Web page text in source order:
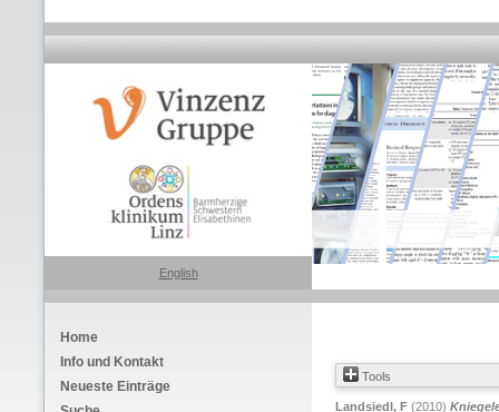
English
Home
Info und Kontakt
Neueste Einträge
Tools
Landsiedl, F (2010)